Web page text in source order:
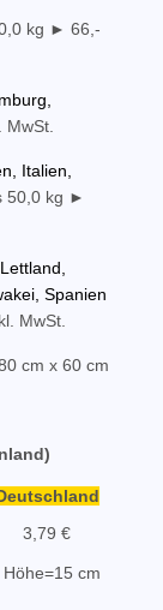
kg ► 66,-
Italien,
50,0 kg ►
Spanien
MwSt.
cm x 60 cm
3,79 €
cm